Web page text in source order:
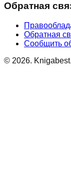
Обратная
Обратная
Сообщить
© 2026.